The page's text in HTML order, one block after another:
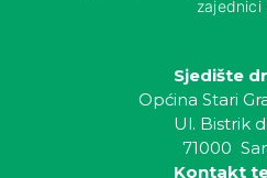
zajednici
Sjedište
Općina Stari
Ul. Bistrik
71000
Kontakt